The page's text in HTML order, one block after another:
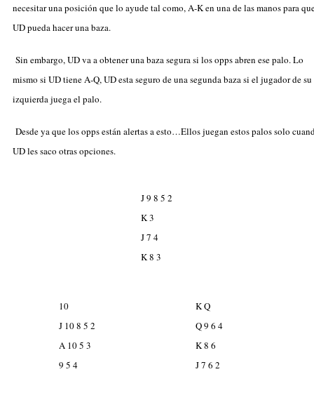
necesitar una posición que lo ayude tal como, A-K en una de las manos para
UD pueda hacer una baza.
Sin embargo, UD va a obtener una baza segura si los opps abren ese palo. Lo
mismo si UD tiene A-Q, UD esta seguro de una segunda baza si el jugador de su
izquierda juega el palo.
Desde ya que los opps están alertas a esto…Ellos juegan estos palos solo
UD les saco otras opciones.
J 9 8 5 2
K 3
J 7 4
K 8 3
10
J 10 8 5 2
A 10 5 3
9 5 4
K Q
Q 9 6 4
K 8 6
J 7 6 2